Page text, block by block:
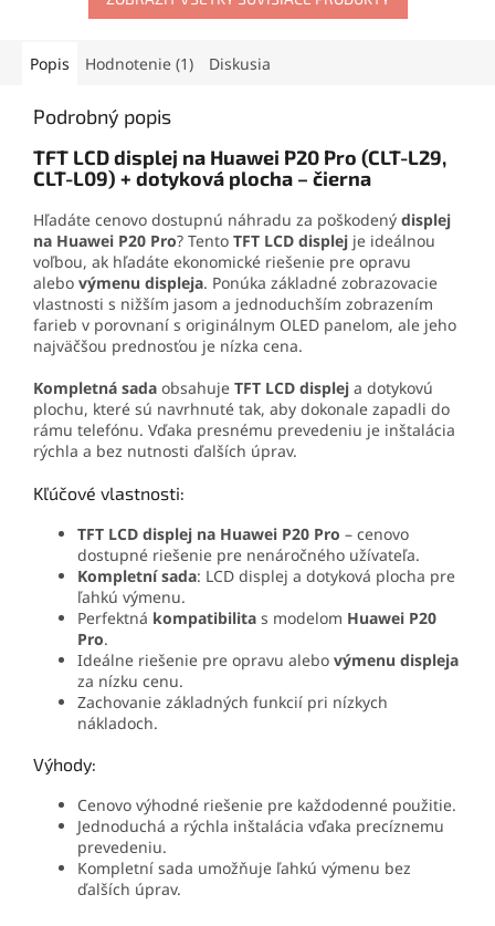
oderu. Vďaka presnej
jednoducho nanáša aj na
aj vyberač SIM karty. Vďaka
demontáž mobilu aj v
Popis Hodnotenie (1) Diskusia
Podrobný popis
TFT LCD displej na Huawei P20 Pro (CLT-L29,
CLT-L09) + dotyková plocha – čierna
Hľadáte cenovo dostupnú náhradu za poškodený displej
na Huawei P20 Pro? Tento TFT LCD displej je ideálnou
voľbou, ak hľadáte ekonomické riešenie pre opravu
alebo výmenu displeja. Ponúka základné zobrazovacie
vlastnosti s nižším jasom a jednoduchším zobrazením
farieb v porovnaní s originálnym OLED panelom, ale jeho
najväčšou prednosťou je nízka cena.
Kompletná sada obsahuje TFT LCD displej a dotykovú
plochu, které sú navrhnuté tak, aby dokonale zapadli do
rámu telefónu. Vďaka presnému prevedeniu je inštalácia
rýchla a bez nutnosti ďalších úprav.
Kľúčové vlastnosti:
TFT LCD displej na Huawei P20 Pro – cenovo
dostupné riešenie pre nenáročného užívateľa.
Kompletní sada: LCD displej a dotyková plocha pre
ľahkú výmenu.
Perfektná kompatibilita s modelom Huawei P20
Pro.
Ideálne riešenie pre opravu alebo výmenu displeja
za nízku cenu.
Zachovanie základných funkcií pri nízkych
nákladoch.
Výhody:
Cenovo výhodné riešenie pre každodenné použitie.
Jednoduchá a rýchla inštalácia vďaka precíznemu
prevedeniu.
Kompletní sada umožňuje ľahkú výmenu bez
ďalších úprav.